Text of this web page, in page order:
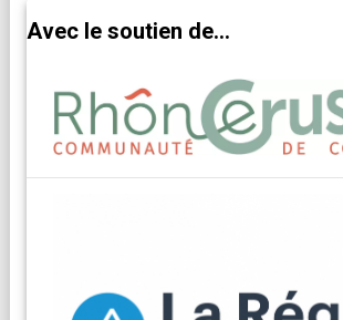
Avec le soutien de...